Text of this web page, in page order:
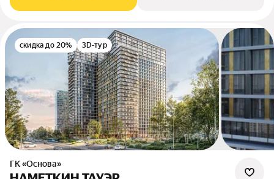
скидка до 20% 3D-тур
ГК «Основа»